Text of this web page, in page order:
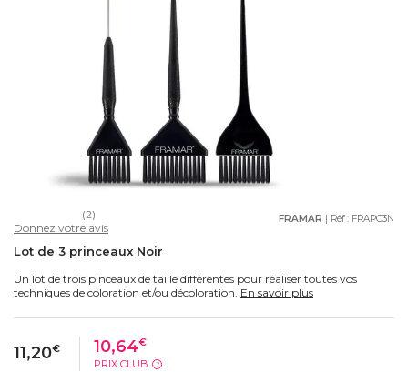
FRAMAR | Réf : FRAPC3N
(2)
Donnez votre avis
Lot de 3 princeaux Noir
Un lot de trois pinceaux de taille différentes pour réaliser toutes vos
techniques de coloration et/ou décoloration. En savoir plus
11,20€ 10,64€
PRIX CLUB ?